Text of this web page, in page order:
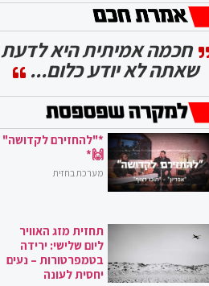
חכמה אמיתית היא לדעת
שאתה לא יודע כלום...
*"להחזירם לקדושה"
🙌*
מערכת בחזית
תחזית מזג האוויר
ליום שלישי: ירידה
בטמפרטורות – נעים
יחסית לעונה